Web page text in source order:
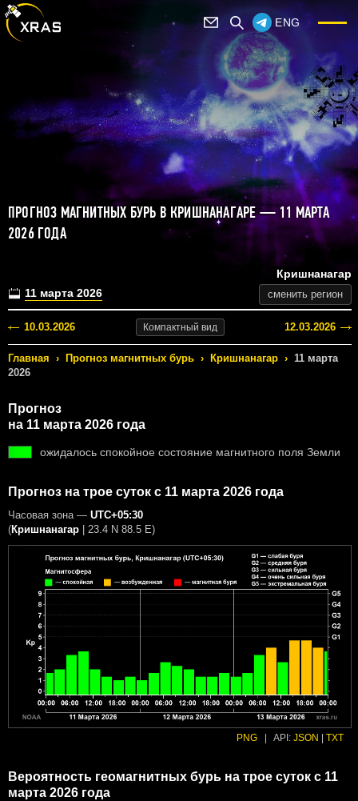
ENG
ПРОГНОЗ МАГНИТНЫХ БУРЬ В КРИШНАНАГАРЕ — 11 МАРТА
2026 ГОДА
11 марта 2026
Кришнанагар
сменить регион
10.03.2026 Компактный вид 12.03.2026
Главная › Прогноз магнитных бурь › Кришнанагар › 11 марта
2026
Прогноз
на 11 марта 2026 года
ожидалось спокойное состояние магнитного поля Земли
Прогноз на трое суток с 11 марта 2026 года
Часовая зона — UTC+05:30
(Кришнанагар | 23.4 N 88.5 E)
PNG API: JSON TXT
Вероятность геомагнитных бурь на трое суток с 11
марта 2026 года